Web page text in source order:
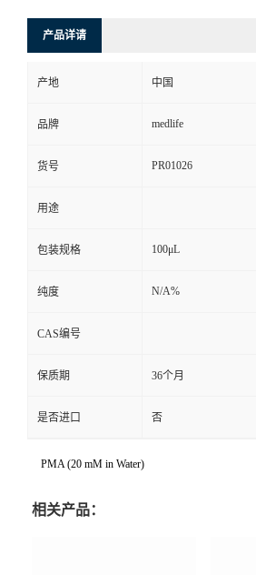
产品详请
产地 中国
品牌 medlife
货号 PR01026
用途
包装规格 100μL
纯度 N/A%
CAS编号
保质期 36个月
是否进口 否
PMA (20 mM in Water)
相关产品：